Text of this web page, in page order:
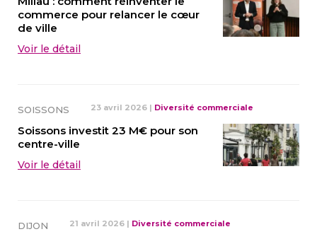
commerce pour relancer le cœur
de ville
Voir le détail
SOISSONS 23 avril 2026 | Diversité commerciale
Soissons investit 23 M€ pour son
centre-ville
Voir le détail
DIJON 21 avril 2026 | Diversité commerciale